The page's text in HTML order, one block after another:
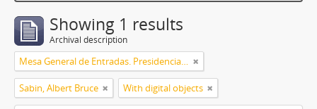
Showing 1 results
Archival description
Mesa General de Entradas. Presidencia UNLP
Sabin, Albert Bruce With digital objects